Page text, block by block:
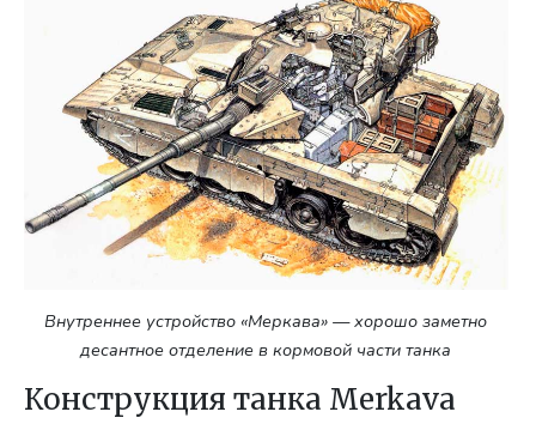
Внутреннее устройство «Меркава» — хорошо заметно
десантное отделение в кормовой части танка
Конструкция танка Merkava